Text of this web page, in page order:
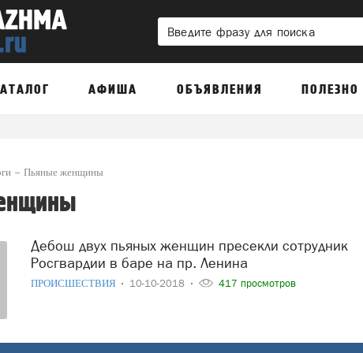
АФИША ОБЪЯВЛЕНИЯ ПОЛЕЗНО
Пьяные женщины
Дебош двух пьяных женщин пресекли сотрудник
Росгвардии в баре на пр. Ленина
ПРОИСШЕСТВИЯ 10-10-2018 417 просмотров